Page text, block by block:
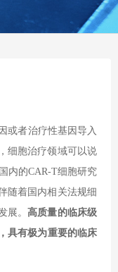
或者治疗性基因导入
细胞治疗领域可以说
内的CAR-T细胞研究
随着国内相关法规细
展。 高质量的临床级
具有极为重要的临床